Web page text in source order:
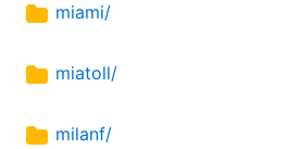
miami/
miatoll/
milanf/